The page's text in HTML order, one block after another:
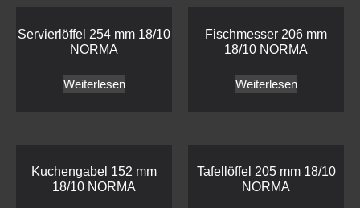
Servierlöffel 254 mm 18/10
NORMA
Weiterlesen
Fischmesser 206 mm
18/10 NORMA
Weiterlesen
Kuchengabel 152 mm
18/10 NORMA
Tafellöffel 205 mm 18/10
NORMA